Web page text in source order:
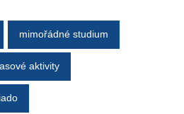
mimořádné studium
aktivity